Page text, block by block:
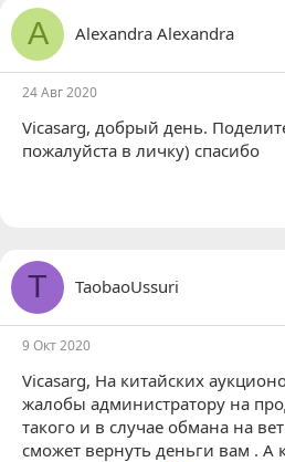
ц
и
:
A Alexandra Alexandra
24 Авг 2020
Vicasarg, добрый день.
пожалуйста в личку) спасибо
T TaobaoUssuri
9 Окт 2020
Vicasarg, На китайских
жалобы администратору на
такого и в случае обмана на
сможет вернуть деньги вам . А